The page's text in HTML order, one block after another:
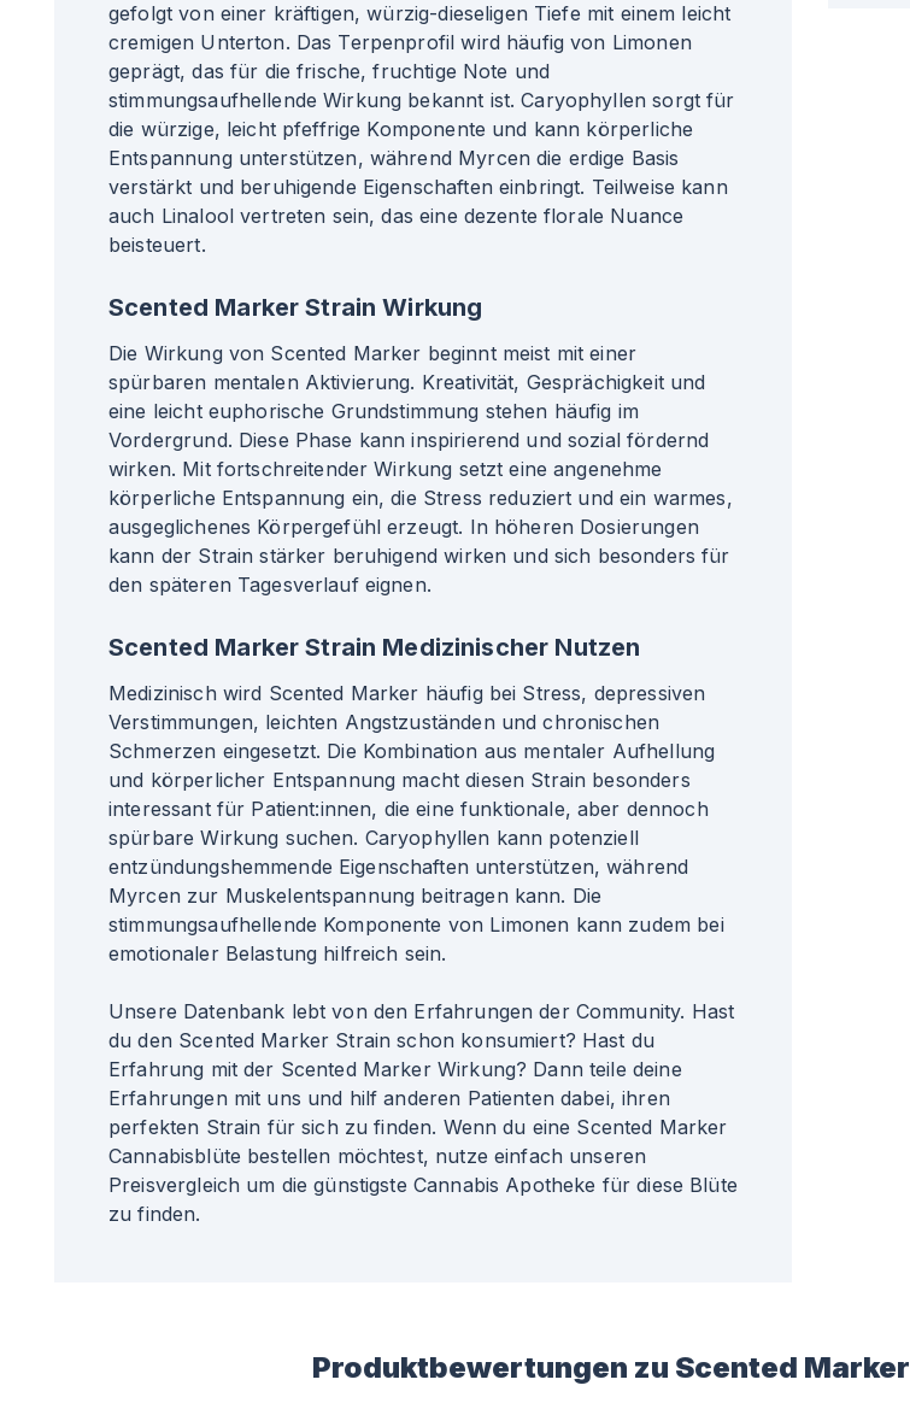
gefolgt von einer kräftigen, würzig-dieseligen Tiefe mit einem leicht
cremigen Unterton. Das Terpenprofil wird häufig von Limonen
geprägt, das für die frische, fruchtige Note und
stimmungsaufhellende Wirkung bekannt ist. Caryophyllen sorgt für
die würzige, leicht pfeffrige Komponente und kann körperliche
Entspannung unterstützen, während Myrcen die erdige Basis
verstärkt und beruhigende Eigenschaften einbringt. Teilweise kann
auch Linalool vertreten sein, das eine dezente florale Nuance
beisteuert.
Scented Marker Strain Wirkung
Die Wirkung von Scented Marker beginnt meist mit einer
spürbaren mentalen Aktivierung. Kreativität, Gesprächigkeit und
eine leicht euphorische Grundstimmung stehen häufig im
Vordergrund. Diese Phase kann inspirierend und sozial fördernd
wirken. Mit fortschreitender Wirkung setzt eine angenehme
körperliche Entspannung ein, die Stress reduziert und ein warmes,
ausgeglichenes Körpergefühl erzeugt. In höheren Dosierungen
kann der Strain stärker beruhigend wirken und sich besonders für
den späteren Tagesverlauf eignen.
Scented Marker Strain Medizinischer Nutzen
Medizinisch wird Scented Marker häufig bei Stress, depressiven
Verstimmungen, leichten Angstzuständen und chronischen
Schmerzen eingesetzt. Die Kombination aus mentaler Aufhellung
und körperlicher Entspannung macht diesen Strain besonders
interessant für Patient:innen, die eine funktionale, aber dennoch
spürbare Wirkung suchen. Caryophyllen kann potenziell
entzündungshemmende Eigenschaften unterstützen, während
Myrcen zur Muskelentspannung beitragen kann. Die
stimmungsaufhellende Komponente von Limonen kann zudem bei
emotionaler Belastung hilfreich sein.
Unsere Datenbank lebt von den Erfahrungen der Community. Hast
du den Scented Marker Strain schon konsumiert? Hast du
Erfahrung mit der Scented Marker Wirkung? Dann teile deine
Erfahrungen mit uns und hilf anderen Patienten dabei, ihren
perfekten Strain für sich zu finden. Wenn du eine Scented Marker
Cannabisblüte bestellen möchtest, nutze einfach unseren
Preisvergleich um die günstigste Cannabis Apotheke für diese Blüte
zu finden.
Produktbewertungen zu Scented Marker